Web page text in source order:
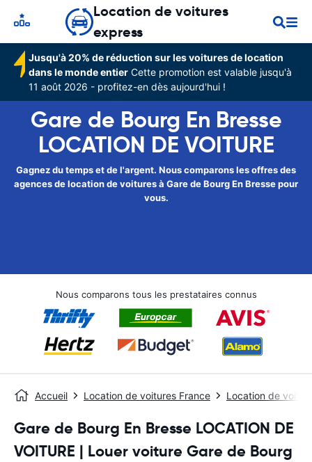
Location de voitures
express
Jusqu'à 20% de réduction sur les voitures de location
dans le monde entier Cette promotion est valable jusqu'à
11 août 2026 - profitez-en dès aujourd'hui !
Gare de Bourg En Bresse
LOCATION DE VOITURE
Gagnez du temps et de l'argent. Nous comparons les offres des
agences de location de voitures à Gare de Bourg En Bresse pour
vous.
Nous comparons tous les prestataires connus
Accueil Location de voitures France Location de
Gare de Bourg En Bresse LOCATION DE
VOITURE | Louer voiture Gare de Bourg